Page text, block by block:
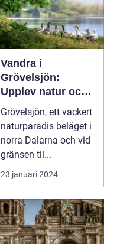
Vandra i
Grövelsjön:
Upplev natur och
fjällvandring på
toppnivå
Grövelsjön, ett vackert
naturparadis beläget i
norra Dalarna och vid
gränsen til...
23 januari 2024